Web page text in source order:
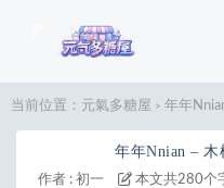
当前位置： 元氣多糖屋 > 年年
年年Nnian – 木
作者 : 初一 本文共280个